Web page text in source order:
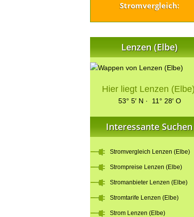
Stromvergleich:
Lenzen (Elbe)
Hier liegt Lenzen
53° 5′ N · 11° 28′ O
Interessante Suchen
Stromvergleich Lenzen (Elbe)
Strompreise Lenzen (Elbe)
Stromanbieter Lenzen (Elbe)
Stromtarife Lenzen (Elbe)
Strom Lenzen (Elbe)